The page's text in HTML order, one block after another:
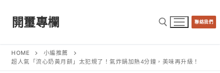
content
開璽專欄
Search for:
聯絡我們
HOME
小編推薦
超人氣「流心奶黃月餅」太犯規了！氣炸鍋加熱4分鐘，美味再升級！